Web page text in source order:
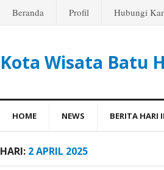
Beranda Profil Hubungi
Kota Wisata Batu
HOME NEWS BERITA HARI
HARI: 2 APRIL 2025